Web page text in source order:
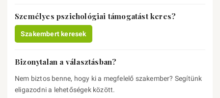
Személyes pszichológiai támogatást keres?
Szakembert keresek
Bizonytalan a választásban?
Nem biztos benne, hogy ki a megfelelő szakember? Segítünk
eligazodni a lehetőségek között.